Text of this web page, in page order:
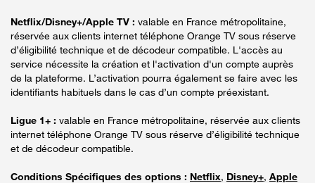
Netflix/Disney+/Apple TV : valable en France métropolitaine,
réservée aux clients internet téléphone Orange TV sous réserve
d’éligibilité technique et de décodeur compatible. L'accès au
service nécessite la création et l'activation d'un compte auprès
de la plateforme. L’activation pourra également se faire avec les
identifiants habituels dans le cas d’un compte préexistant.
Ligue 1+ : valable en France métropolitaine, réservée aux clients
internet téléphone Orange TV sous réserve d’éligibilité technique
et de décodeur compatible.
Conditions Spécifiques des options : Netflix, Disney+, Apple